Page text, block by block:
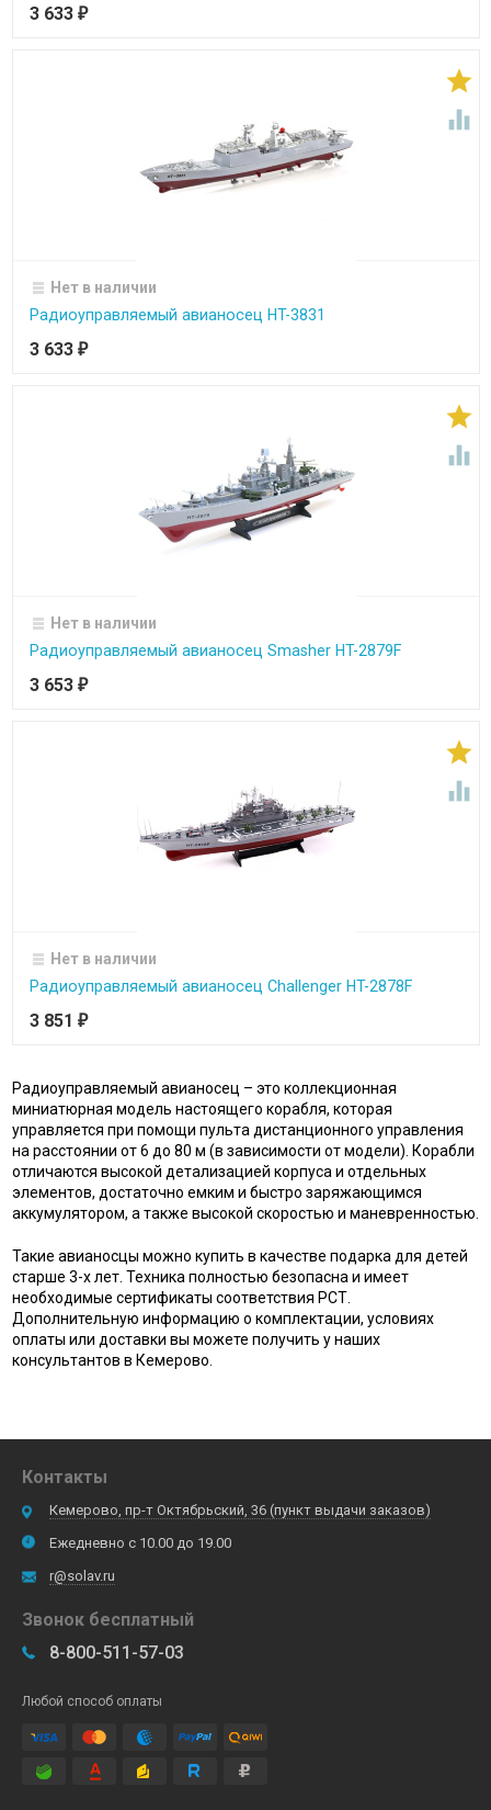
3 633 ₽


Нет в наличии
Радиоуправляемый авианосец HT-3831
3 633 ₽


Нет в наличии
Радиоуправляемый авианосец Smasher HT-2879F
3 653 ₽


Нет в наличии
Радиоуправляемый авианосец Challenger HT-2878F
3 851 ₽
Радиоуправляемый авианосец – это коллекционная
миниатюрная модель настоящего корабля, которая
управляется при помощи пульта дистанционного управления
на расстоянии от 6 до 80 м (в зависимости от модели). Корабли
отличаются высокой детализацией корпуса и отдельных
элементов, достаточно емким и быстро заряжающимся
аккумулятором, а также высокой скоростью и маневренностью.
Такие авианосцы можно купить в качестве подарка для детей
старше 3-х лет. Техника полностью безопасна и имеет
необходимые сертификаты соответствия РСТ.
Дополнительную информацию о комплектации, условиях
оплаты или доставки вы можете получить у наших
консультантов в Кемерово.
Контакты
Кемерово, пр-т Октябрьский, 36 (пункт выдачи заказов)
Ежедневно с 10.00 до 19.00
r@solav.ru
Звонок бесплатный
8-800-511-57-03
Любой способ оплаты